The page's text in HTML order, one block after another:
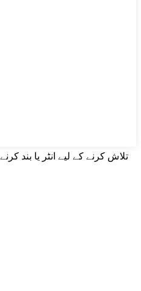
تلاش کرنے کے لیے انٹر یا بند کرنے